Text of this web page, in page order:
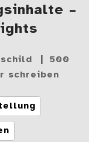
–
500
schreiben